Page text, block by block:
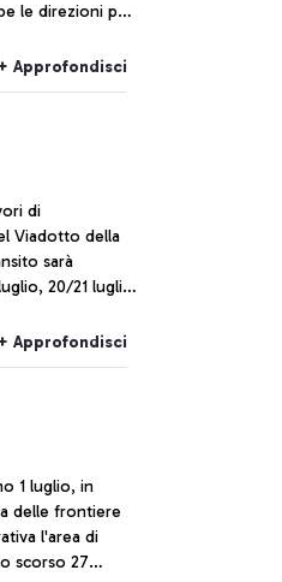
le direzioni per
Approfondisci
di
Viadotto della
sarà
20/21 luglio
Approfondisci
1 luglio, in
delle frontiere
l'area di
scorso 27